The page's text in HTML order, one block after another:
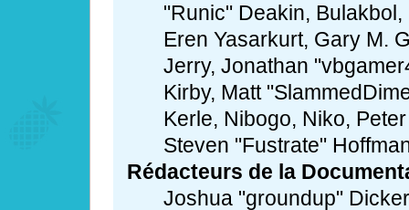
"Runic" Deakin,
Eren Yasarkurt, Gary M.
Jerry, Jonathan
Kirby, Matt
Kerle, Nibogo, Niko,
Steven "Fustrate"
Rédacteurs de la
Joshua "groundup"